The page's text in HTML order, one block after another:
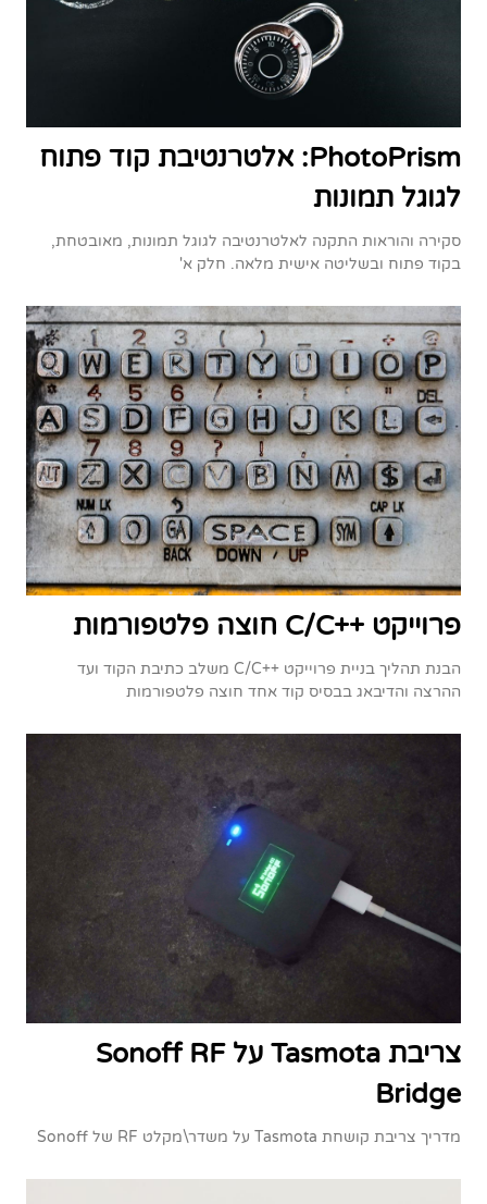
PhotoPrism: אלטרנטיבת קוד פתוח
לגוגל תמונות
סקירה והוראות התקנה לאלטרנטיבה לגוגל תמונות, מאובטחת,
בקוד פתוח ובשליטה אישית מלאה. חלק א'
פרוייקט ++C/C חוצה פלטפורמות
הבנת תהליך בניית פרוייקט ++C/C משלב כתיבת הקוד ועד
ההרצה והדיבאג בבסיס קוד אחד חוצה פלטפורמות
צריבת Tasmota על Sonoff RF
Bridge
מדריך צריבת קושחת Tasmota על משדר\מקלט RF של Sonoff